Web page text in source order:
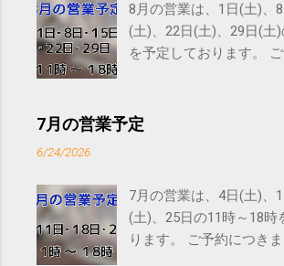
8月の営業は、1日(土)、
(土)、22日(土)、29日(土
を予定しております。 ご
す。 電話に出られない
ので、ご予約、お問い合
7月の営業予定
6/24/2026
7月の営業は、4日(土)、
(土)、25日の11時～18時
ります。 ご予約につきま